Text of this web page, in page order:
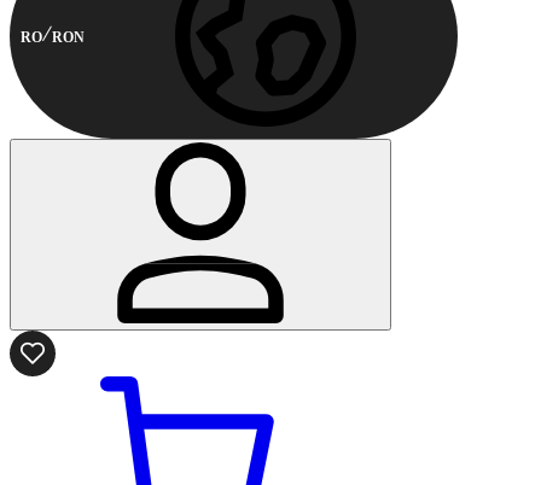
RO RON